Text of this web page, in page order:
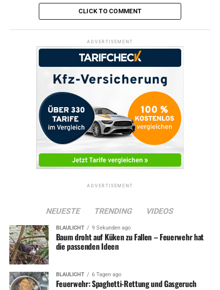
CLICK TO COMMENT
ADVERTISEMENT
ADVERTISEMENT
NEUESTE TRENDING VIDEOS
BLAULICHT 9 Sekunden ago
Baum droht auf Küken zu Fallen – Feuerwehr hat
die passenden Ideen
BLAULICHT 6 Tagen ago
Feuerwehr: Spaghetti-Rettung und Gasgeruch